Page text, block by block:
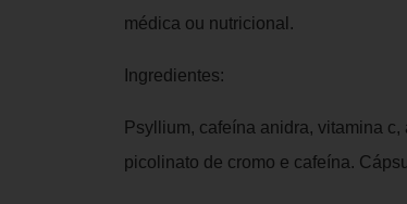
médica ou nutricional.
Ingredientes:
Psyllium, cafeína anidra, vitamina
picolinato de cromo e cafeína.